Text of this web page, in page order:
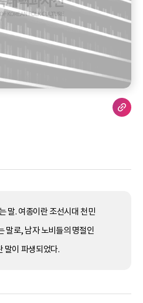
말. 여종이란 조선시대 천민
말로, 남자 노비들의 명절인
말이 파생되었다.